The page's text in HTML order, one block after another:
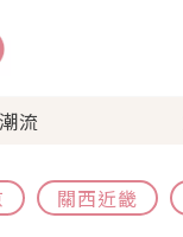
潮流
關西近畿